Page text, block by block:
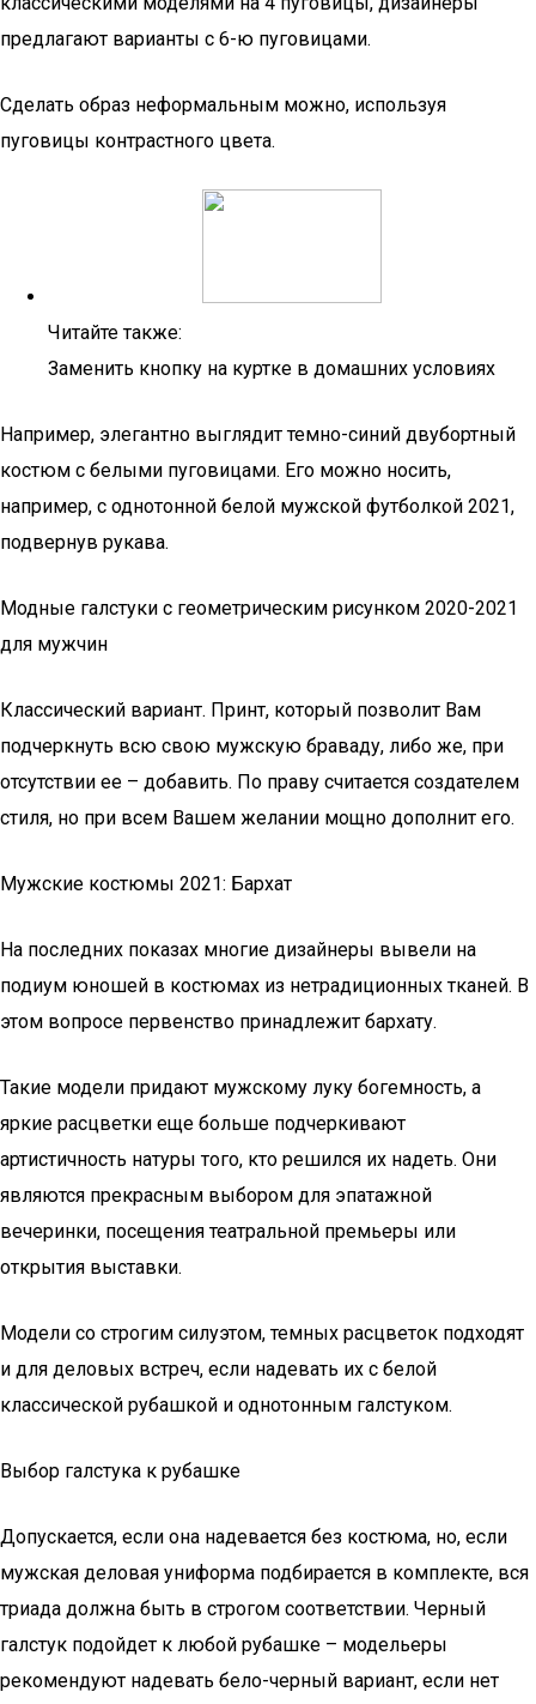
предлагают варианты с 6-ю пуговицами.
Сделать образ неформальным можно, используя
пуговицы контрастного цвета.
Читайте также:
Заменить кнопку на куртке в домашних условиях
Например, элегантно выглядит темно-синий двубортный
костюм с белыми пуговицами. Его можно носить,
например, с однотонной белой мужской футболкой 2021,
подвернув рукава.
Модные галстуки с геометрическим рисунком 2020-2021
для мужчин
Классический вариант. Принт, который позволит Вам
подчеркнуть всю свою мужскую браваду, либо же, при
отсутствии ее – добавить. По праву считается создателем
стиля, но при всем Вашем желании мощно дополнит его.
Мужские костюмы 2021: Бархат
На последних показах многие дизайнеры вывели на
подиум юношей в костюмах из нетрадиционных тканей. В
этом вопросе первенство принадлежит бархату.
Такие модели придают мужскому луку богемность, а
яркие расцветки еще больше подчеркивают
артистичность натуры того, кто решился их надеть. Они
являются прекрасным выбором для эпатажной
вечеринки, посещения театральной премьеры или
открытия выставки.
Модели со строгим силуэтом, темных расцветок подходят
и для деловых встреч, если надевать их с белой
классической рубашкой и однотонным галстуком.
Выбор галстука к рубашке
Допускается, если она надевается без костюма, но, если
мужская деловая униформа подбирается в комплекте, вся
триада должна быть в строгом соответствии. Черный
галстук подойдет к любой рубашке – модельеры
рекомендуют надевать бело-черный вариант, если нет